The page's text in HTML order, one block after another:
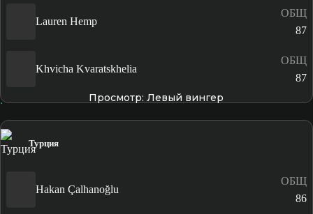
Lauren Hemp
ОБЩ
87
Khvicha Kvaratskhelia
ОБЩ
87
Просмотр: Левый вингер
Турция
Hakan Çalhanoğlu
ОБЩ
86